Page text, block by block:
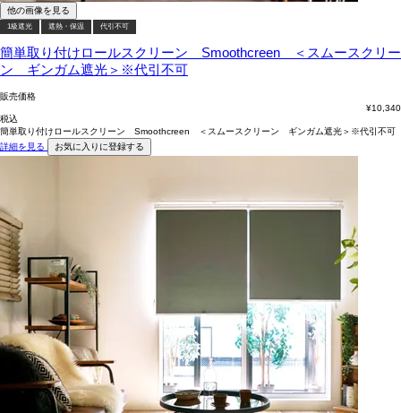
他の画像を見る
1級遮光 遮熱・保温 代引不可
簡単取り付けロールスクリーン Smoothcreen ＜スムースクリー
ン ギンガム遮光＞※代引不可
販売価格
¥10,340
税込
簡単取り付けロールスクリーン Smoothcreen ＜スムースクリーン ギンガム遮光＞※代引不可
詳細を見る
お気に入りに登録する